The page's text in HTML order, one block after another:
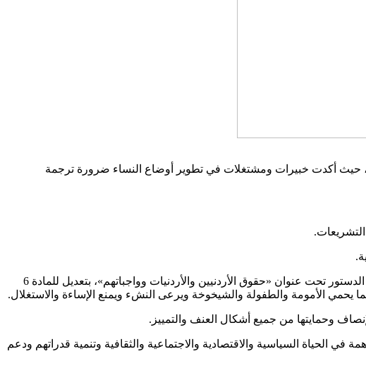
حيث أكدت خبيرات ومشتغلات في تطوير أوضاع النساء ضرورة ترجمة
وعرضت علي لأبرز هذه التعديلات التي يأتي على رأسها التعديلات على الدستور الأردني التي شملت تغيير عنوان الفصل الثاني من الدستور تحت عنوان «حقوق الأردنيين والأردنيات وواجباتهم»، بتعديل للمادة 6
في الحياة السياسية والاقتصادية والاجتماعية والثقافية وتنمية قدراتهم ودعم